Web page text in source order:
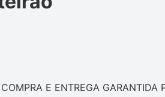
E ENTREGA GARANTIDA PELO